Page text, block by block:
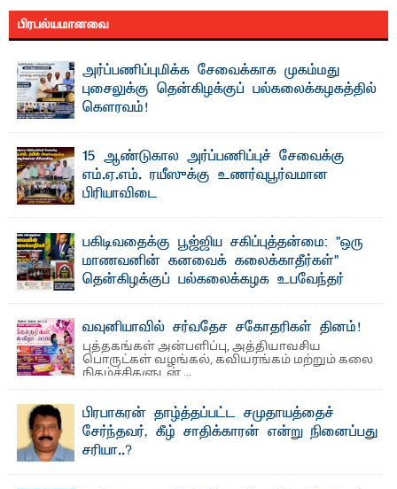
பிரபல்யமானவை
அர்ப்பணிப்புமிக்க சேவைக்காக முகம்மது
புசைலுக்கு தென்கிழக்குப் பல்கலைக்கழகத்தில்
கௌரவம்!
15 ஆண்டுகால அர்ப்பணிப்புச் சேவைக்கு
எம்.ஏ.எம். ரயீஸுக்கு உணர்வுபூர்வமான
பிரியாவிடை
பகிடிவதைக்கு பூஜ்ஜிய சகிப்புத்தன்மை: "ஒரு
மாணவனின் கனவைக் கலைக்காதீர்கள்" –
தென்கிழக்குப் பல்கலைக்கழக உபவேந்தர்
"ஒ ரு மாணவனின் அல்லது மாணவியின் கனவு என்னால்
கலைக்கப்படாது" என்ற உறுதியை ஒவ்வொரு மாணவரும் ...
வவுனியாவில் சர்வதேச சகோதரிகள் தினம்!
புத்தகங்கள் அன்பளிப்பு, அத்தியாவசிய
பொருட்கள் வழங்கல், கவியரங்கம் மற்றும் கலை
நிகழ்ச்சிகளுடன் ...
பிரபாகரன் தாழ்த்தப்பட்ட சமுதாயத்தைச்
சேர்ந்தவர், கீழ் சாதிக்காரன் என்று நினைப்பது
சரியா..?